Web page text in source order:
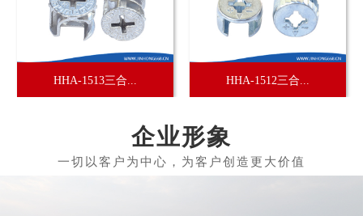
HHA-1513三合... HHA-1512三合...
企业形象